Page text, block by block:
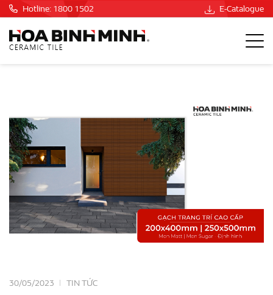
Hotline: 1800 1502 E-Catalogue
30/05/2023 TIN TỨC